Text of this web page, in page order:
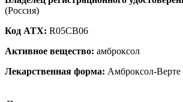
(Россия)
Код ATX: R05CB06
Активное вещество: амброксол
Лекарственная форма: Амброксол-Верте